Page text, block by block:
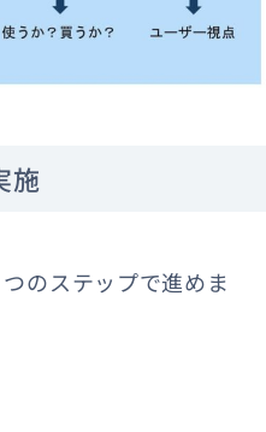
施
のステップで進めま